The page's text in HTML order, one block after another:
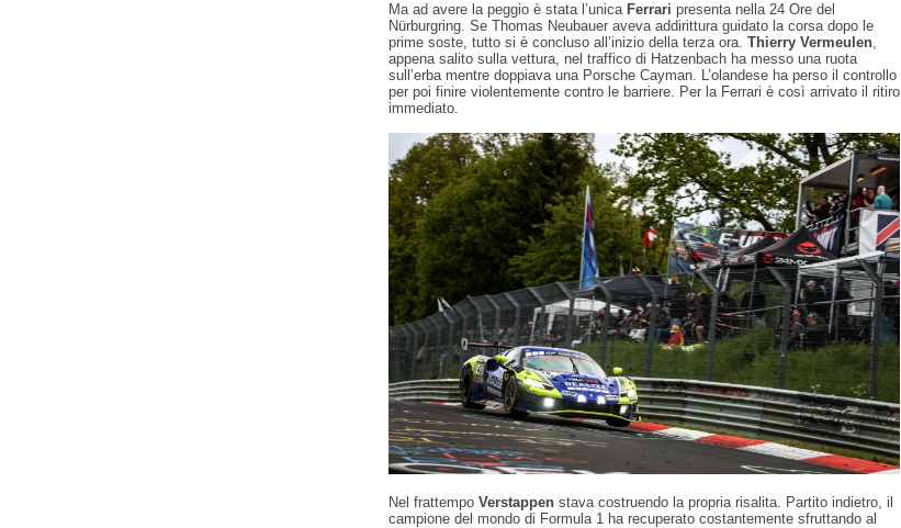
Ma ad avere la peggio è stata l’unica Ferrari presenta nella 24 Ore del
Nürburgring. Se Thomas Neubauer aveva addirittura guidato la corsa dopo le
prime soste, tutto si è concluso all’inizio della terza ora. Thierry Vermeulen,
appena salito sulla vettura, nel traffico di Hatzenbach ha messo una ruota
sull’erba mentre doppiava una Porsche Cayman. L’olandese ha perso il controllo
per poi finire violentemente contro le barriere. Per la Ferrari è così arrivato il ritiro
immediato.
Nel frattempo Verstappen stava costruendo la propria risalita. Partito indietro, il
campione del mondo di Formula 1 ha recuperato costantemente sfruttando al